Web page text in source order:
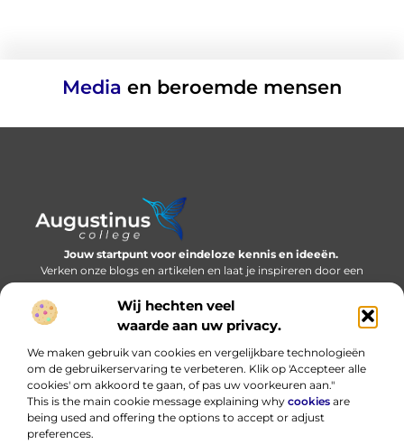
Wij hechten veel
waarde aan uw privacy.
We maken gebruik van cookies en vergelijkbare technologieën
om de gebruikerservaring te verbeteren. Klik op 'Accepteer alle
cookies' om akkoord te gaan, of pas uw voorkeuren aan."
This is the main cookie message explaining why cookies are
being used and offering the options to accept or adjust
preferences.
Media en beroemde mensen
Jouw startpunt voor eindeloze kennis en ideeën.
Verken onze blogs en artikelen en laat je inspireren door een
wereld vol inzichten.
Bericht categorie
Onze informatie